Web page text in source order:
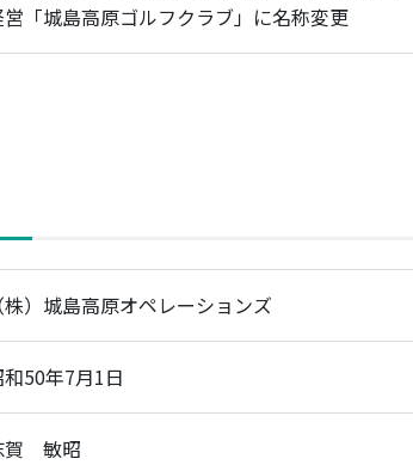
「城島高原ゴルフクラブ」に名称変更
（株）城島高原オペレーションズ
和50年7月1日
賀 敏昭